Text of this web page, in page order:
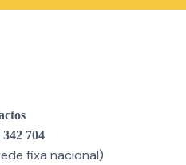
342 704
fixa nacional)